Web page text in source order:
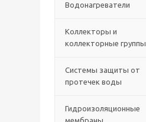
Водонагреватели
Коллекторы и
коллекторные группы
Системы защиты от
протечек воды
Гидроизоляционные
мембраны